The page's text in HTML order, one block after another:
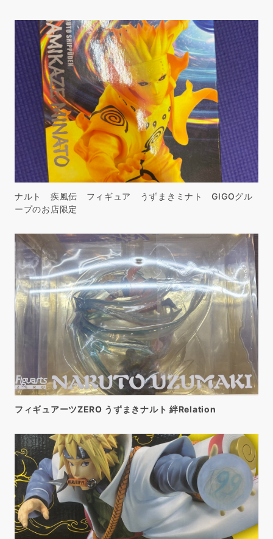
ナルト 疾風伝 フィギュア うずまきミナト GIGOグル
ープのお店限定
フィギュアーツZERO うずまきナルト 絆Relation